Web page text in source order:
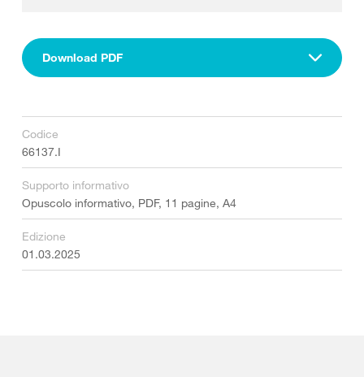
Download PDF
Codice
66137.I
Supporto informativo
Opuscolo informativo, PDF, 11 pagine, A4
Edizione
01.03.2025